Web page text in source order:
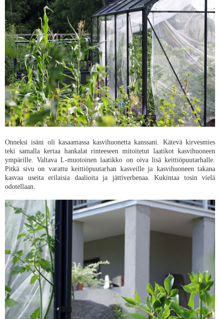
Onneksi isäni oli kasaamassa kasvihuonetta kanssani. Kätevä kirvesmies
teki samalla kertaa hankalat rinteeseen mitoitetut laatikot kasvihuoneen
ympärille. Valtava L-muotoinen laatikko on oiva lisä keittiöpuutarhalle.
Pitkä sivu on varattu keittiöpuutarhan kasveille ja kasvihuoneen takana
kasvaa useita erilaisia daalioita ja jättiverbenaa. Kukintaa tosin vielä
odotellaan.